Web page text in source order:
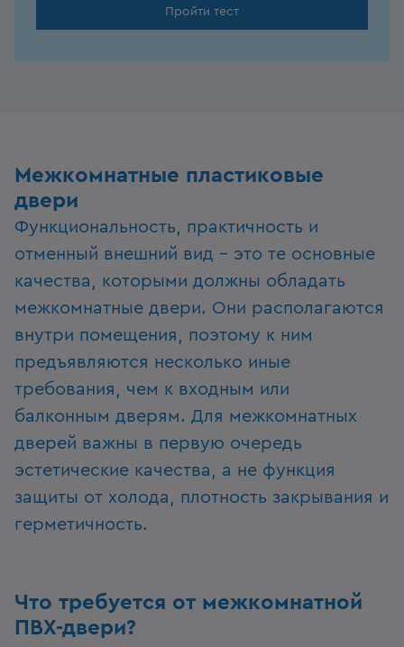
Пройти тест
Межкомнатные пластиковые
двери
Функциональность, практичность и
отменный внешний вид – это те основные
качества, которыми должны обладать
межкомнатные двери. Они располагаются
внутри помещения, поэтому к ним
предъявляются несколько иные
требования, чем к входным или
балконным дверям. Для межкомнатных
дверей важны в первую очередь
эстетические качества, а не функция
защиты от холода, плотность закрывания и
герметичность.
Что требуется от межкомнатной
ПВХ-двери?